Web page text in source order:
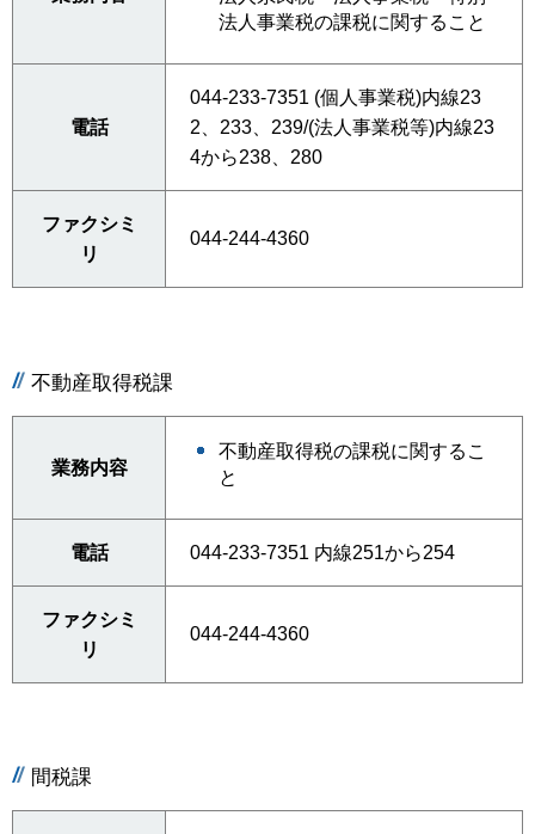
法人事業税の課税に関すること
電話
044-233-7351 (個人事業税)内線23
2、233、239/(法人事業税等)内線23
4から238、280
ファクシミ
リ
044-244-4360
不動産取得税課
業務内容
不動産取得税の課税に関するこ
と
電話 044-233-7351 内線251から254
ファクシミ
リ
044-244-4360
間税課